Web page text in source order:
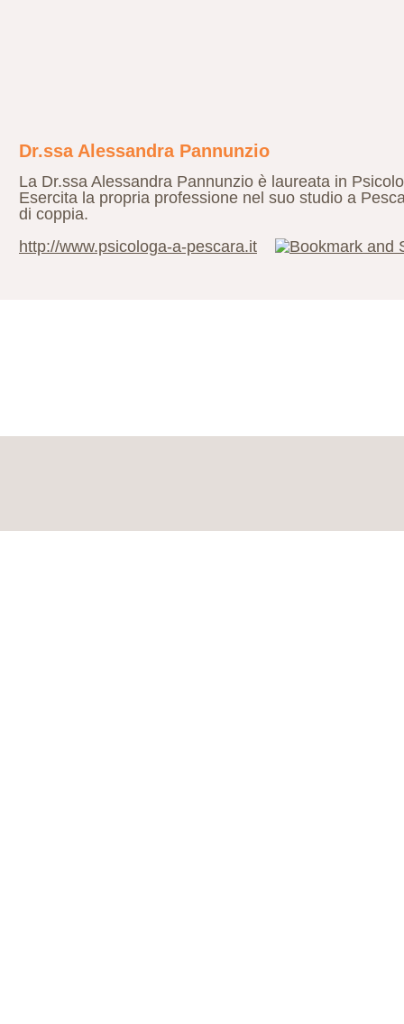
Dr.ssa Alessandra Pannunzio
La Dr.ssa Alessandra Pannunzio è laureata in
Esercita la propria professione nel suo studio a
di coppia.
http://www.psicologa-a-pescara.it